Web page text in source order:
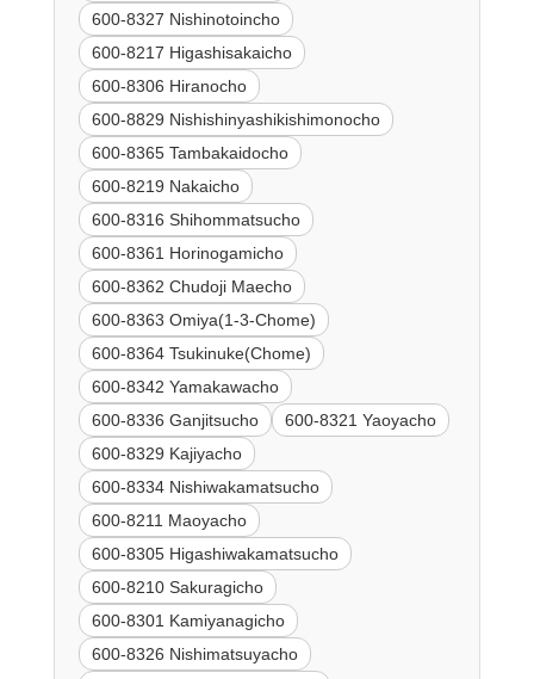
600-8327 Nishinotoincho
600-8217 Higashisakaicho
600-8306 Hiranocho
600-8829 Nishishinyashikishimonocho
600-8365 Tambakaidocho
600-8219 Nakaicho
600-8316 Shihommatsucho
600-8361 Horinogamicho
600-8362 Chudoji Maecho
600-8363 Omiya(1-3-Chome)
600-8364 Tsukinuke(Chome)
600-8342 Yamakawacho
600-8336 Ganjitsucho
600-8321 Yaoyacho
600-8329 Kajiyacho
600-8334 Nishiwakamatsucho
600-8211 Maoyacho
600-8305 Higashiwakamatsucho
600-8210 Sakuragicho
600-8301 Kamiyanagicho
600-8326 Nishimatsuyacho